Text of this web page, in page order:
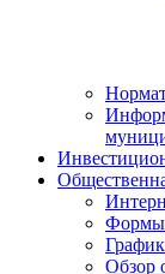
Формы
Обзор